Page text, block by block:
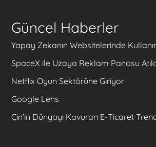
Güncel Haberler
Yapay Zekanın Websitelerinde
SpaceX ile Uzaya Reklam Panosu
Netflix Oyun Sektörüne Giriyor
Google Lens
Çin’in Dünyayı Kavuran E-Ticaret